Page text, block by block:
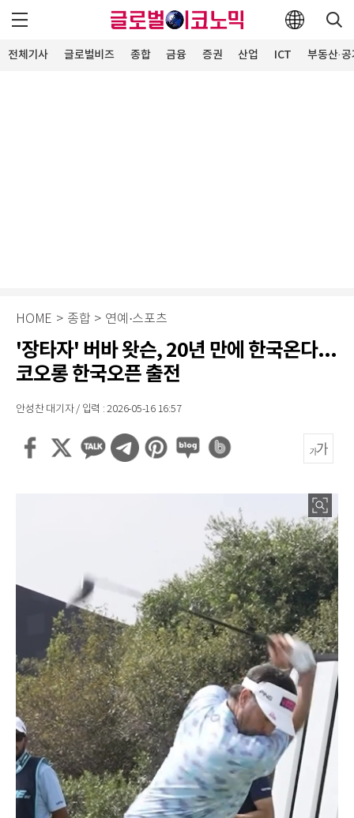
전체기사 글로벌비즈 종합 금융 증권 산업 ICT 부동산·
HOME > 종합 > 연예·스포츠
'장타자' 버바 왓슨, 20년 만에 한국온다...
코오롱 한국오픈 출전
안성찬 대기자 / 입력 : 2026-05-16 16:57